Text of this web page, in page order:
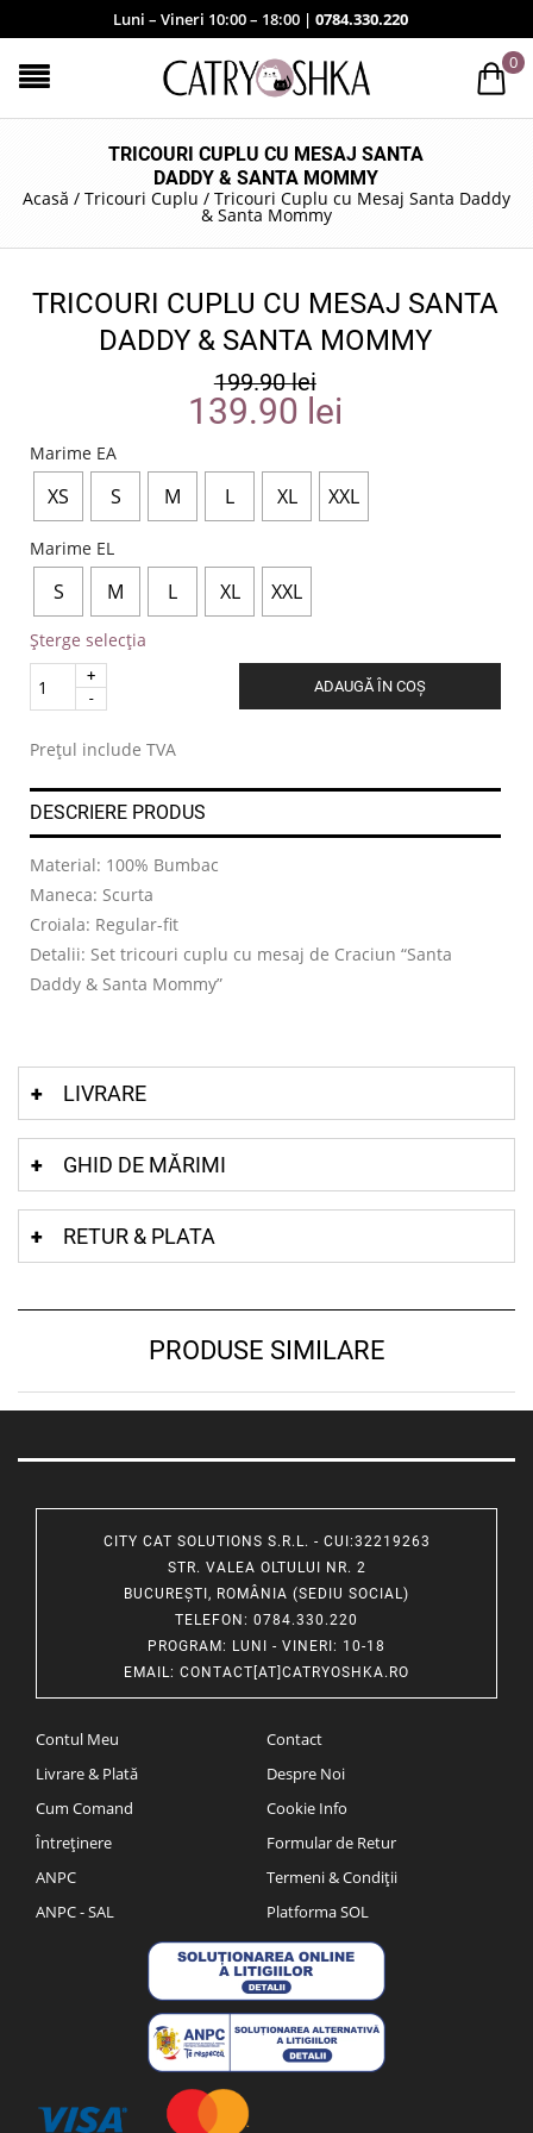
Luni – Vineri 10:00 – 18:00 | 0784.330.220
0
TRICOURI CUPLU CU MESAJ SANTA
DADDY & SANTA MOMMY
Acasă / Tricouri Cuplu / Tricouri Cuplu cu Mesaj Santa Daddy
& Santa Mommy
TRICOURI CUPLU CU MESAJ SANTA
DADDY & SANTA MOMMY
199.90lei
139.90 lei
Marime EA
XS S M L XL XXL
Marime EL
S M L XL XXL
Șterge selecția
Quantity
ADAUGĂ ÎN COȘ
Prețul include TVA
DESCRIERE PRODUS
Material: 100% Bumbac
Maneca: Scurta
Croiala: Regular-fit
Detalii: Set tricouri cuplu cu mesaj de Craciun “Santa
Daddy & Santa Mommy”
LIVRARE
GHID DE MĂRIMI
RETUR & PLATA
PRODUSE SIMILARE
CITY CAT SOLUTIONS S.R.L. - CUI:32219263
STR. VALEA OLTULUI NR. 2
BUCUREȘTI, ROMÂNIA (SEDIU SOCIAL)
TELEFON : 0784.330.220
PROGRAM: LUNI - VINERI: 10-18
EMAIL: CONTACT[AT]CATRYOSHKA.RO
Contul Meu
Livrare & Plată
Cum Comand
Întreținere
ANPC
ANPC - SAL
Contact
Despre Noi
Cookie Info
Formular de Retur
Termeni & Condiții
Platforma SOL